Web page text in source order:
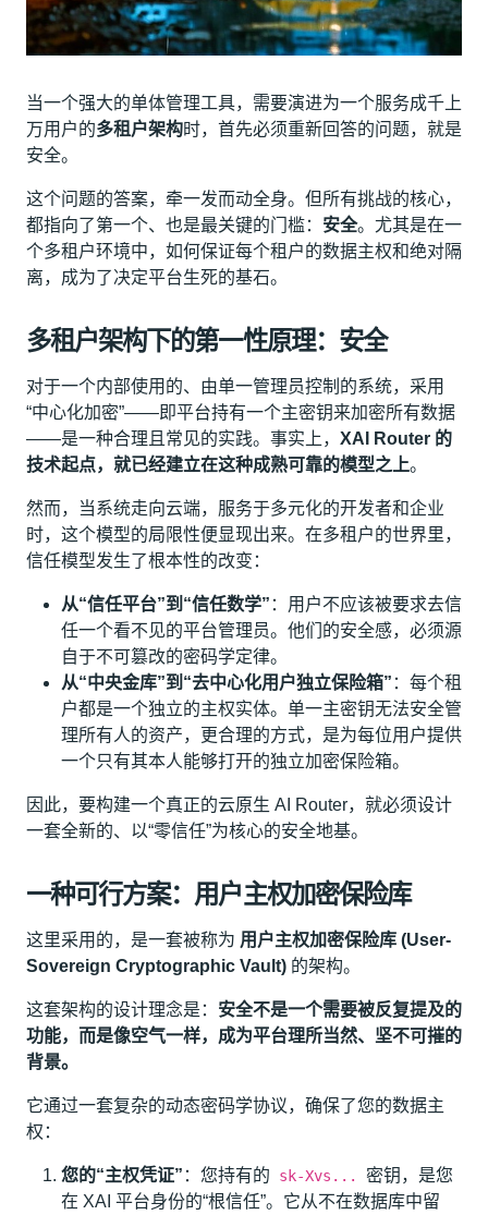
当一个强大的单体管理工具，需要演进为一个服务成千上
万用户的多租户架构时，首先必须重新回答的问题，就是
安全。
这个问题的答案，牵一发而动全身。但所有挑战的核心，
都指向了第一个、也是最关键的门槛： 安全。尤其是在一
个多租户环境中，如何保证每个租户的数据主权和绝对隔
离，成为了决定平台生死的基石。
多租户架构下的第一性原理：安全
对于一个内部使用的、由单一管理员控制的系统，采用
“中心化加密”——即平台持有一个主密钥来加密所有数据
——是一种合理且常见的实践。事实上， XAI Router 的
技术起点，就已经建立在这种成熟可靠的模型之上。
然而，当系统走向云端，服务于多元化的开发者和企业
时，这个模型的局限性便显现出来。在多租户的世界里，
信任模型发生了根本性的改变：
从“信任平台”到“信任数学” ：用户不应该被要求去信
任一个看不见的平台管理员。他们的安全感，必须源
自于不可篡改的密码学定律。
从“中央金库”到“去中心化用户独立保险箱” ：每个租
户都是一个独立的主权实体。单一主密钥无法安全管
理所有人的资产，更合理的方式，是为每位用户提供
一个只有其本人能够打开的独立加密保险箱。
因此，要构建一个真正的云原生 AI Router，就必须设计
一套全新的、以“零信任”为核心的安全地基。
一种可行方案：用户主权加密保险库
这里采用的，是一套被称为 用户主权加密保险库 (User-
Sovereign Cryptographic Vault) 的架构。
这套架构的设计理念是： 安全不是一个需要被反复提及的
功能，而是像空气一样，成为平台理所当然、坚不可摧的
背景。
它通过一套复杂的动态密码学协议，确保了您的数据主
权：
您的“主权凭证” ：您持有的 sk-Xvs...
密钥，是您
在 XAI 平台身份的“根信任”。它从不在数据库中留